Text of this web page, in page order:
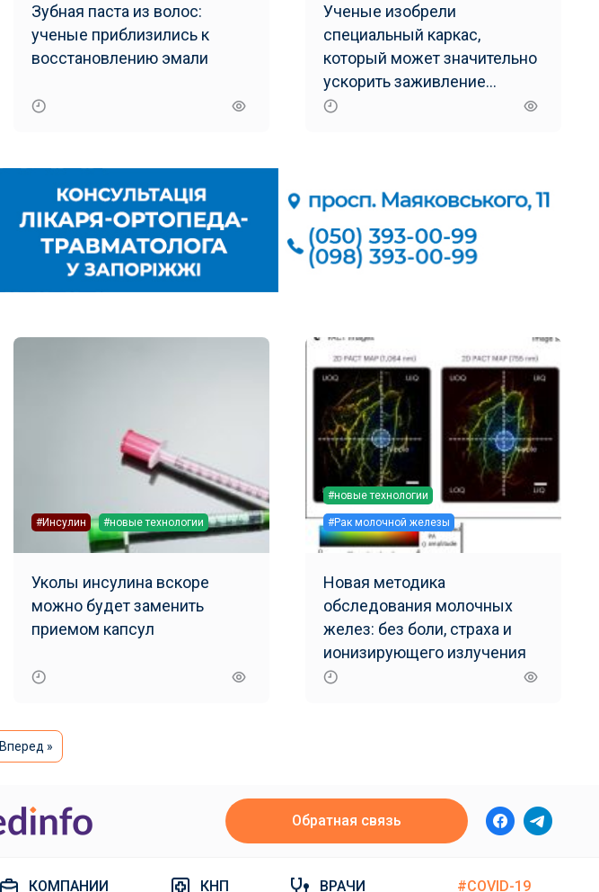
Зубная паста из волос:
ученые приблизились к
восстановлению эмали
Ученые изобрели
специальный каркас,
который может значительно
ускорить заживление
переломов костей
#Инсулин #новые технологии
Уколы инсулина вскоре
можно будет заменить
приемом капсул
#новые технологии
#Рак молочной железы
Новая методика
обследования молочных
желез: без боли, страха и
ионизирующего излучения
Вперед »
Обратная связь
КОМПАНИИ КНП ВРАЧИ #COVID-19